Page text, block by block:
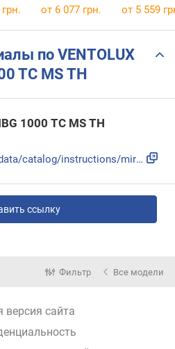
LED
от 6 077 грн. от 5 559
по VENTOLUX
TC MS TH
1000 TC MS TH
https://ventolux.ua/image/data/catalog/instructions/mirror_...
ссылку
Фильтр Все модели
версия сайта